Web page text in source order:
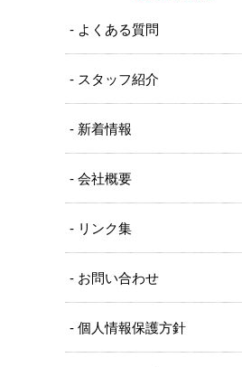
- よくある質問
- スタッフ紹介
- 新着情報
- 会社概要
- リンク集
- お問い合わせ
- 個人情報保護方針